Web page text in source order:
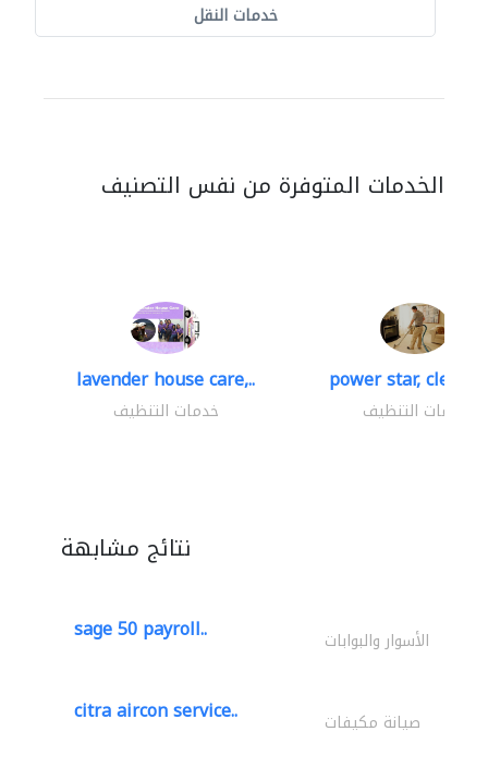
خدمات النقل
الخدمات المتوفرة من نفس التصنيف
lavender house care,..
خدمات التنظيف
power star,
خدمات التنظيف
نتائج مشابهة
sage 50 payroll.. الأسوار والبوابات
citra aircon service.. صيانة مكيفات